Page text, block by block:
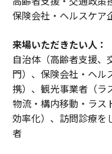
保険会社・ヘルスケア
来場いただきたい人：
自治体（高齢者支援、
門）、保険会社・ヘル
携）、観光事業者（ラ
物流・構内移動・ラス
効率化）、訪問診療を
者